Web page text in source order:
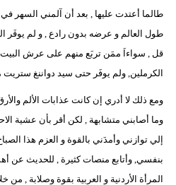
طالما أعتدت عليها , بعد أن آلمني السهر
طول العالم و عرضه بدون رادع , و لم يوفَر
قل , سواءاَ ممَن تربَع منهم على عرش البيت
الكرملين, ولم يوفَر حتى سيد دواننغ ستريت
ومع ذلك لا أدري إن كانت عذابات الألم
وما أصابني متشابهة , لكن أقر بأن عشية
إلي توازني وأمدَني بالقوة و العزم هذا
بنفسي, وأتابع منصات كثيرة , للحديث عن
المرأة الأردنية و العربية بقوة وصلابة ,